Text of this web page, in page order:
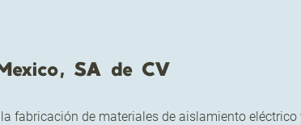
SA de CV
fabricación de materiales de aislamiento eléctrico